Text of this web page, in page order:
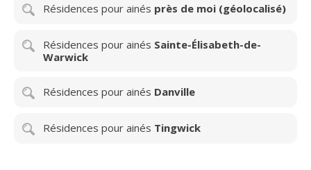
Résidences pour ainés près de moi (géolocalisé)
Résidences pour ainés Sainte-Élisabeth-de-
Warwick
Résidences pour ainés Danville
Résidences pour ainés Tingwick